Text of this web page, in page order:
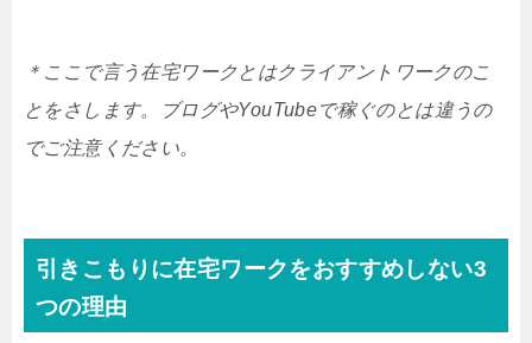
＊ここで言う在宅ワークとはクライアントワークのこ
とをさします。ブログやYouTubeで稼ぐのとは違うの
でご注意ください。
引きこもりに在宅ワークをおすすめしない3
つの理由